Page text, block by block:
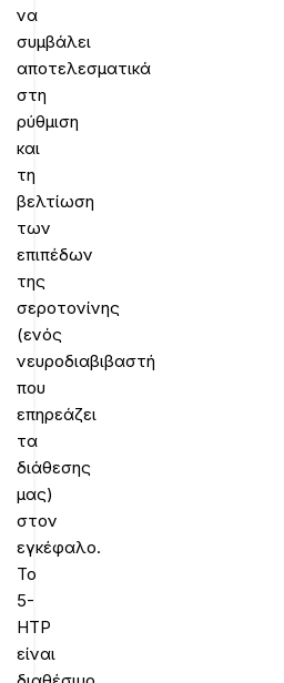
να
συμβάλει
αποτελεσματικά
στη
ρύθμιση
και
τη
βελτίωση
των
επιπέδων
της
σεροτονίνης
(ενός
νευροδιαβιβαστή
που
επηρεάζει
τα
διάθεσης
μας)
στον
εγκέφαλο.
Το
5-
HTP
είναι